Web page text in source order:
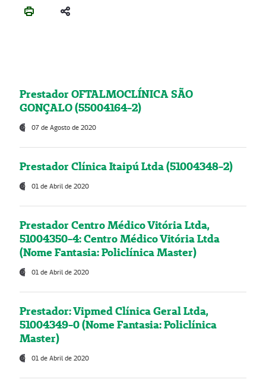
Prestador OFTALMOCLÍNICA SÃO
GONÇALO (55004164-2)
07 de Agosto de 2020
Prestador Clínica Itaipú Ltda (51004348-2)
01 de Abril de 2020
Prestador Centro Médico Vitória Ltda,
51004350-4: Centro Médico Vitória Ltda
(Nome Fantasia: Policlínica Master)
01 de Abril de 2020
Prestador: Vipmed Clínica Geral Ltda,
51004349-0 (Nome Fantasia: Policlínica
Master)
01 de Abril de 2020